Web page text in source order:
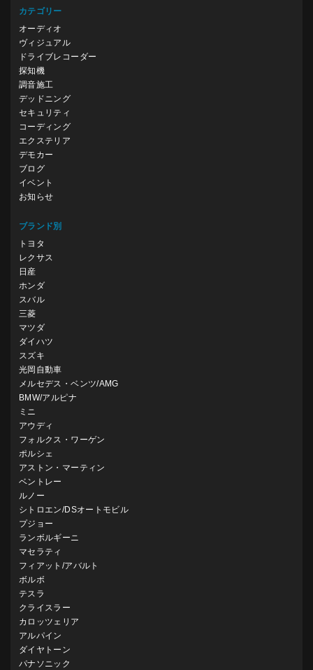
カテゴリー
オーディオ
ヴィジュアル
ドライブレコーダー
探知機
調音施工
デッドニング
セキュリティ
コーディング
エクステリア
デモカー
ブログ
イベント
お知らせ
ブランド別
トヨタ
レクサス
日産
ホンダ
スバル
三菱
マツダ
ダイハツ
スズキ
光岡自動車
メルセデス・ベンツ/AMG
BMW/アルピナ
ミニ
アウディ
フォルクス・ワーゲン
ポルシェ
アストン・マーティン
ベントレー
ルノー
シトロエン/DSオートモビル
プジョー
ランボルギーニ
マセラティ
フィアット/アバルト
ボルボ
テスラ
クライスラー
カロッツェリア
アルパイン
ダイヤトーン
パナソニック